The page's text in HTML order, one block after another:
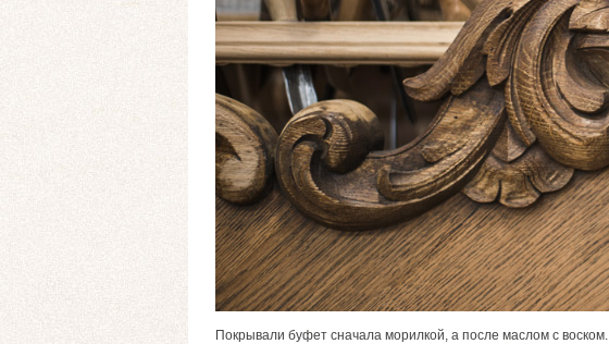
Покрывали буфет сначала морилкой, а после маслом с воском.